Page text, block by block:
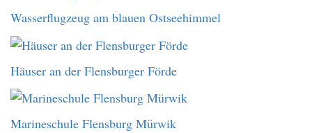
Wasserflugzeug am blauen Ostseehimmel
Häuser an der Flensburger Förde
Marineschule Flensburg Mürwik